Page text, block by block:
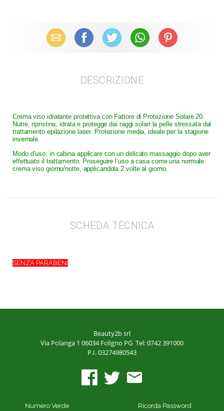
Email Facebook X (Twitter) WhatsAppPinterest
DESCRIZIONE
Crema viso idratante protettiva con Fattore di Protezione Solare 20.
Nutre, ripristina, idrata e protegge dai raggi solari la pelle stressata dal
trattamento epilazione laser. Protezione media, ideale per la stagione
invernale.
Modo d’uso: in cabina applicare con un delicato massaggio dopo aver
effettuato il trattamento. Proseguire l’uso a casa come una normale
crema viso giorno/notte, applicandola 2 volte al giorno.
SCHEDA TECNICA
SENZA PARABENI
Beauty2b srl
Via Polanga 1 06034 Foligno PG Tel: 0742 391000
P.I. 03274980543
Numero Verde
Ricorda Password